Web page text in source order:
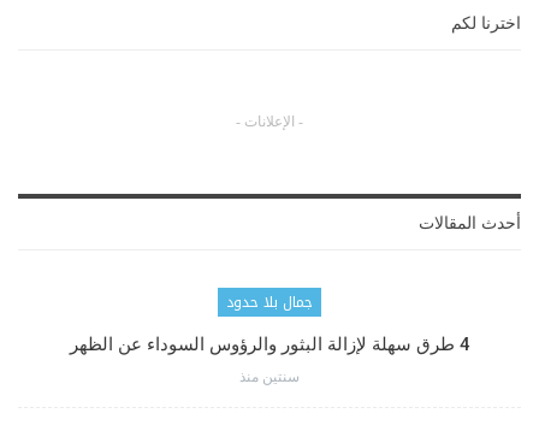
اخترنا لكم
- الإعلانات -
أحدث المقالات
جمال بلا حدود
4 طرق سهلة لإزالة البثور والرؤوس السوداء عن الظهر
سنتين منذ